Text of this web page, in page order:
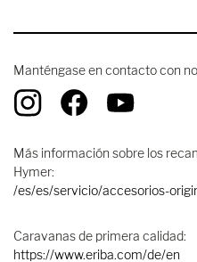
Manténgase en contacto con
Más información sobre los
Hymer:
/es/es/servicio/accesorios-
Caravanas de primera calidad:
https://www.eriba.com/de/en